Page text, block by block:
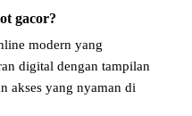
gacor?
modern yang
digital dengan tampilan
akses yang nyaman di